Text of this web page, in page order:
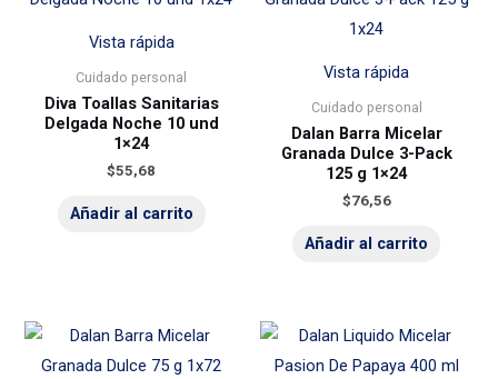
Vista rápida
Cuidado personal
Diva Toallas Sanitarias
Delgada Noche 10 und
1×24
$55,68
Añadir al carrito
Vista rápida
Cuidado personal
Dalan Barra Micelar
Granada Dulce 3-Pack
125 g 1×24
$76,56
Añadir al carrito